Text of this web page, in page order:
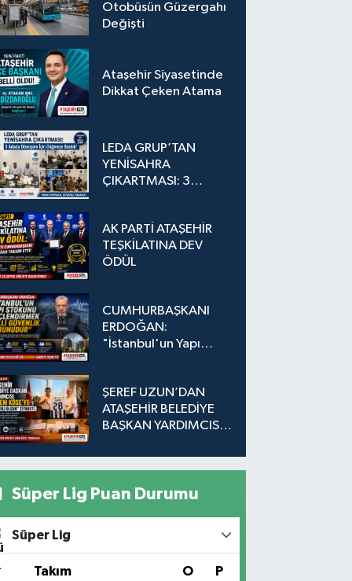
Otobüsün Güzergahı
Değişti
Ataşehir Siyasetinde
Dikkat Çeken Atama
LEDA GRUP’TAN
YENİSAHRA
ÇIKARTMASI: 3
AK PARTİ ATAŞEHİR
TEŞKİLATINA DEV
ÖDÜL
CUMHURBAŞKANI
ERDOĞAN:
"İstanbul'un Yapı
Güvenlik Sorunudur"
ŞEREF UZUN’DAN
ATAŞEHİR BELEDİYE
BAŞKAN YARDIMCISI
"HAYIRLI OLSUN"
Süper Lig Puan Durumu
Süper Lig
Takım O P